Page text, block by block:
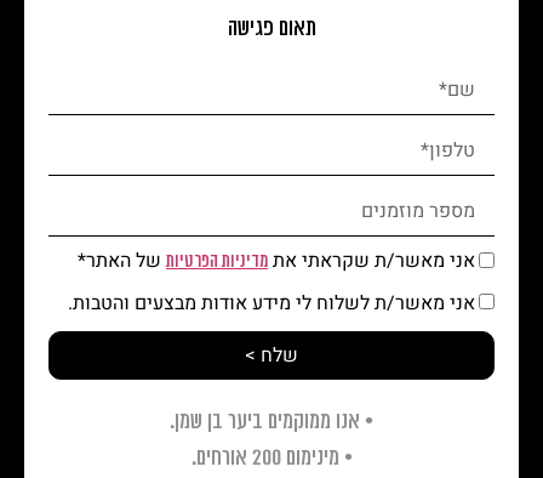
תאום פגישה
אני מאשר/ת שקראתי את מדיניות הפרטיותשל האתר*
אני מאשר/ת לשלוח לי מידע אודות מבצעים והטבות.
שלח >
• אנו ממוקמים ביער בן שמן.
• מינימום 200 אורחים.